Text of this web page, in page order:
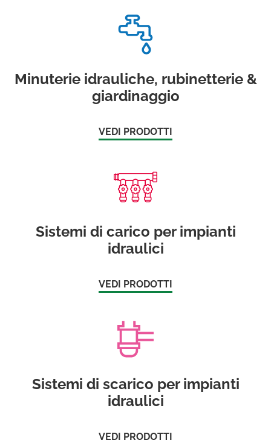
Minuterie idrauliche, rubinetterie &
giardinaggio
VEDI PRODOTTI
Sistemi di carico per impianti
idraulici
VEDI PRODOTTI
Sistemi di scarico per impianti
idraulici
VEDI PRODOTTI